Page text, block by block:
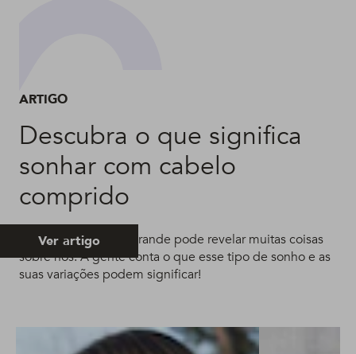
ARTIGO
Descubra o que significa
sonhar com cabelo
comprido
Sonhar com cabelo grande pode revelar muitas coisas
sobre nós. A gente conta o que esse tipo de sonho e as
suas variações podem significar!
Ver artigo